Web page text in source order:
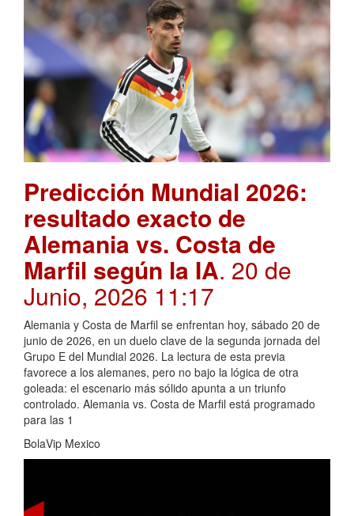
Predicción Mundial 2026:
resultado exacto de
Alemania vs. Costa de
Marfil según la IA. 20 de
Junio, 2026 11:17
Alemania y Costa de Marfil se enfrentan hoy, sábado 20 de
junio de 2026, en un duelo clave de la segunda jornada del
Grupo E del Mundial 2026. La lectura de esta previa
favorece a los alemanes, pero no bajo la lógica de otra
goleada: el escenario más sólido apunta a un triunfo
controlado. Alemania vs. Costa de Marfil está programado
para las 1
BolaVip Mexico